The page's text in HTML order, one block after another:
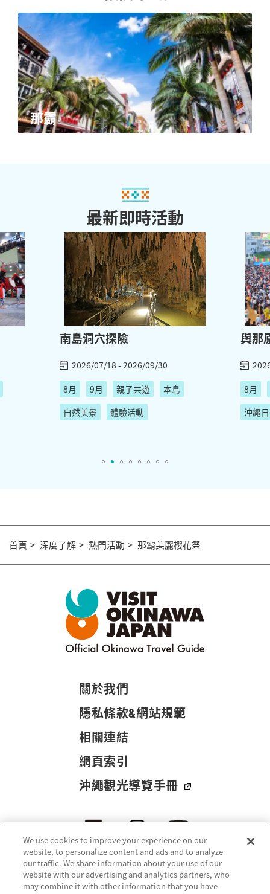
那霸
最新即時活動
南島洞穴探險
2026/07/18 - 2026/09/30
8月
9月 親子共遊
本島
自然美景
體驗活動
與那
8月
沖繩
首頁 深度了解 熱門活動 那霸美麗櫻花祭
關於我們
隱私條款&網站規範
相關連結
網頁索引
沖繩觀光導覽手冊
We use cookies to improve your experience on our
website, to personalize content and ads and to analyze
our traffic. We share information about your use of our
website with our advertising and analytics partners, who
may combine it with other information that you have